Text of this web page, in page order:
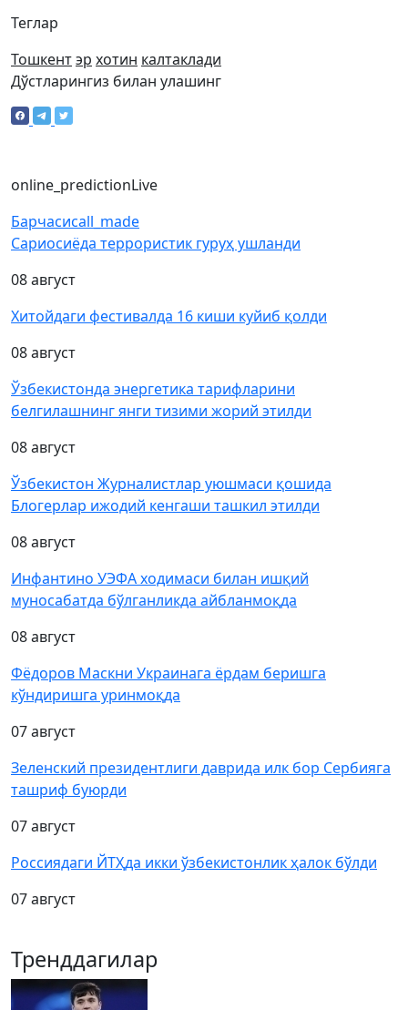
Теглар
Тошкентэр хотин калтаклади
Дўстларингиз билан улашинг
online_predictionLive
Барчасиcall_made
Сариосиёда террористик гуруҳ ушланди
08 август
Хитойдаги фестивалда 16 киши куйиб қолди
08 август
Ўзбекистонда энергетика тарифларини
белгилашнинг янги тизими жорий этилди
08 август
Ўзбекистон Журналистлар уюшмаси қошида
Блогерлар ижодий кенгаши ташкил этилди
08 август
Инфантино УЭФА ходимаси билан ишқий
муносабатда бўлганликда айбланмоқда
08 август
Фёдоров Маскни Украинага ёрдам беришга
кўндиришга уринмоқда
07 август
Зеленский президентлиги даврида илк бор Сербияга
ташриф буюрди
07 август
Россиядаги ЙТҲда икки ўзбекистонлик ҳалок бўлди
07 август
Тренддагилар